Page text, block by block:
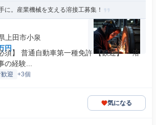
に。産業機械を支える溶接工募集！
上田市小泉
円
須】 普通自動車第一種免許 【歓迎】 ・溶
の経験...
迎 +3個
気になる